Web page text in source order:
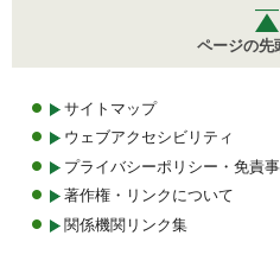
ページの先
サイトマップ
ウェブアクセシビリティ
プライバシーポリシー・免責
著作権・リンクについて
関係機関リンク集